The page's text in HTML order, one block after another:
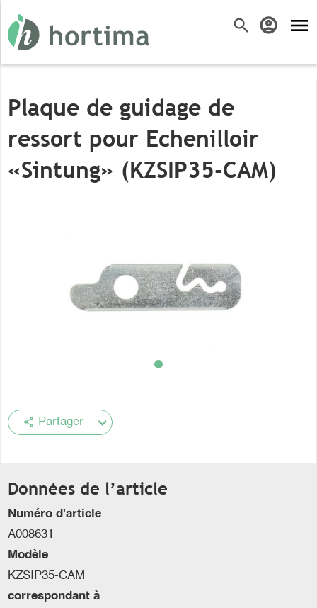
search account_circle menu
Plaque de guidage de
ressort pour Echenilloir
«Sintung» (KZSIP35-CAM)
share Partager
Données de l’article
Numéro d'article
A008631
Modèle
KZSIP35-CAM
correspondant à